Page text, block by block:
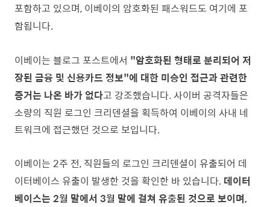
포함하고 있으며, 이베이의 암호화된 패스워드도 여기에 포
함됩니다.
이베이는 블로그 포스트에서 "암호화된 형태로 분리되어 저
장된 금융 및 신용카드 정보"에 대한 미승인 접근과 관련한
증거는 나온 바가 없다고 강조했습니다. 사이버 공격자들은
소량의 직원 로그인 크리덴셜을 획득하여 이베이의 사내 네
트워크에 접근했던 것으로 보입니다.
이베이는 2주 전, 직원들의 로그인 크리덴셜이 유출되어 데
이터베이스 유출이 발생한 것을 확인한 바 있습니다. 데이터
베이스는 2월 말에서 3월 말에 걸쳐 유출된 것으로 보이며,